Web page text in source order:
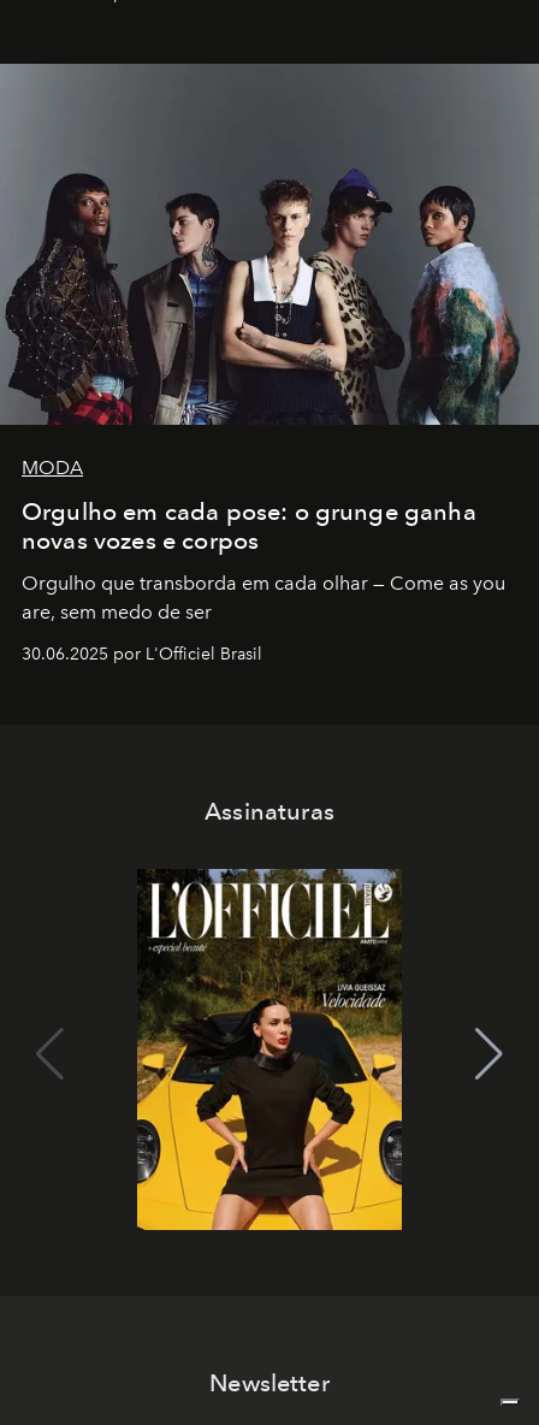
MODA
Orgulho em cada pose: o grunge ganha
novas vozes e corpos
Orgulho que transborda em cada olhar — Come as you
are, sem medo de ser
30.06.2025 por L'Officiel Brasil
Assinaturas
Newsletter